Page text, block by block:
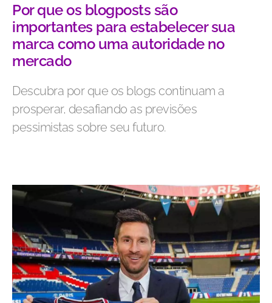
Por que os blogposts são
importantes para estabelecer sua
marca como uma autoridade no
mercado
Descubra por que os blogs continuam a
prosperar, desafiando as previsões
pessimistas sobre seu futuro.